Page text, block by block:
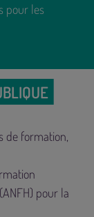
pour les
de formation,
pour la